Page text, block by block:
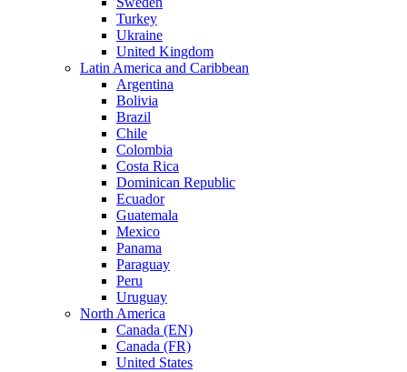
Turkey
Ukraine
United Kingdom
Latin America and Caribbean
Argentina
Bolivia
Brazil
Chile
Colombia
Costa Rica
Dominican Republic
Ecuador
Guatemala
Mexico
Panama
Paraguay
Peru
Uruguay
North America
Canada (EN)
Canada (FR)
United States